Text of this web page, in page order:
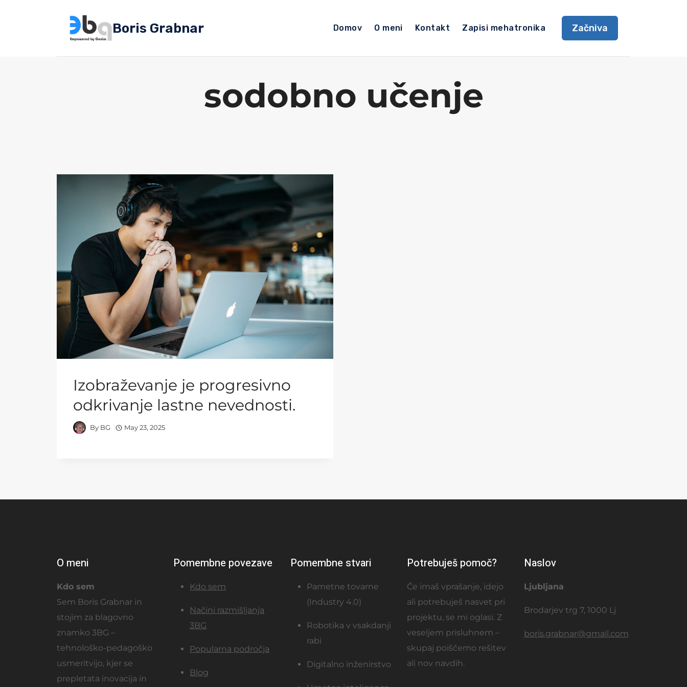
Boris Grabnar Domov O meni Kontakt Zapisi mehatronika Začniva
sodobno učenje
Izobraževanje je progresivno
odkrivanje lastne nevednosti.
By BG May 23, 2025
O meni
Kdo sem
Sem Boris Grabnar in
stojim za blagovno
znamko 3BG –
tehnološko-pedagoško
usmeritvijo, kjer se
prepletata inovacija in
Pomembne povezave
Kdo sem
Načini razmišljanja
3BG
Popularna področja
Blog
Pomembne stvari
Pametne tovarne
(Industry 4.0)
Robotika v vsakdanji
rabi
Digitalno inženirstvo
Potrebuješ pomoč?
Če imaš vprašanje, idejo
ali potrebuješ nasvet pri
projektu, se mi oglasi. Z
veseljem prisluhnem –
skupaj poiščemo rešitev
ali nov navdih.
Naslov
Ljubljana
Brodarjev trg 7, 1000 Lj
boris.grabnar@gmail.com